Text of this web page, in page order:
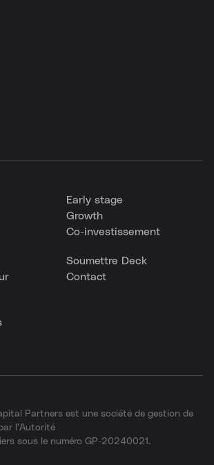
Early stage
Growth
Co-investissement
Soumettre Deck
Contact
Partners est une société de gestion de
l’Autorité
sous le numéro GP-20240021.